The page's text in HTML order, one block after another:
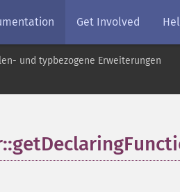
Get Involved
und typbezogene Erweiterungen